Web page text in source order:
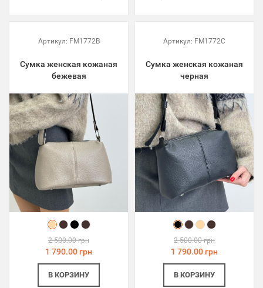
Артикул: FM1772B
Сумка женская кожаная
бежевая
2 500.00 грн
1 790.00 грн
В КОРЗИНУ
Артикул: FM1772C
Сумка женская кожаная
черная
2 500.00 грн
1 790.00 грн
В КОРЗИНУ